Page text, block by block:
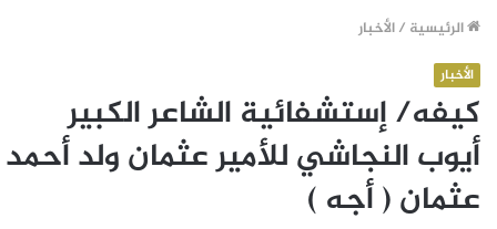
الرئيسية /الأخبار
الأخبار
كيفه/ إستشفائية الشاعر الكبير
أيوب النجاشي للأمير عثمان ولد أحمد
عثمان ( أجه )